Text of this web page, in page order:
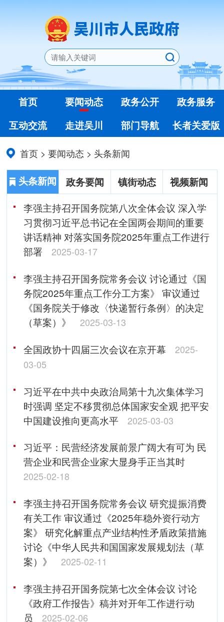
首页 要闻动态 政务公开
政务服务
互动交流
走进吴川 部门导航 长者关爱版
首页 >要闻动态 > 头条新闻
头条新闻 政务要闻 镇街动态
视频新闻
李强主持召开国务院第八次全体会议 深入学
习贯彻习近平总书记在全国两会期间的重要
讲话精神 对落实国务院2025年重点工作进行
部署
2025-03-17
李强主持召开国务院常务会议 讨论通过《国
务院2025年重点工作分工方案》 审议通过
《国务院关于修改〈快递暂行条例〉的决定
（草案）》
2025-03-13
全国政协十四届三次会议在京开幕
2025-
03-05
习近平在中共中央政治局第十九次集体学习
时强调 坚定不移贯彻总体国家安全观 把平安
中国建设推向更高水平
2025-03-03
习近平：民营经济发展前景广阔大有可为 民
营企业和民营企业家大显身手正当其时
2025-02-18
李强主持召开国务院常务会议 研究提振消费
有关工作 审议通过《2025年稳外资行动方
案》 研究化解重点产业结构性矛盾政策措施
讨论《中华人民共和国国家发展规划法（草
案）》
2025-02-11
李强主持召开国务院第七次全体会议 讨论
《政府工作报告》稿并对开年工作进行动
员
2025-02-06